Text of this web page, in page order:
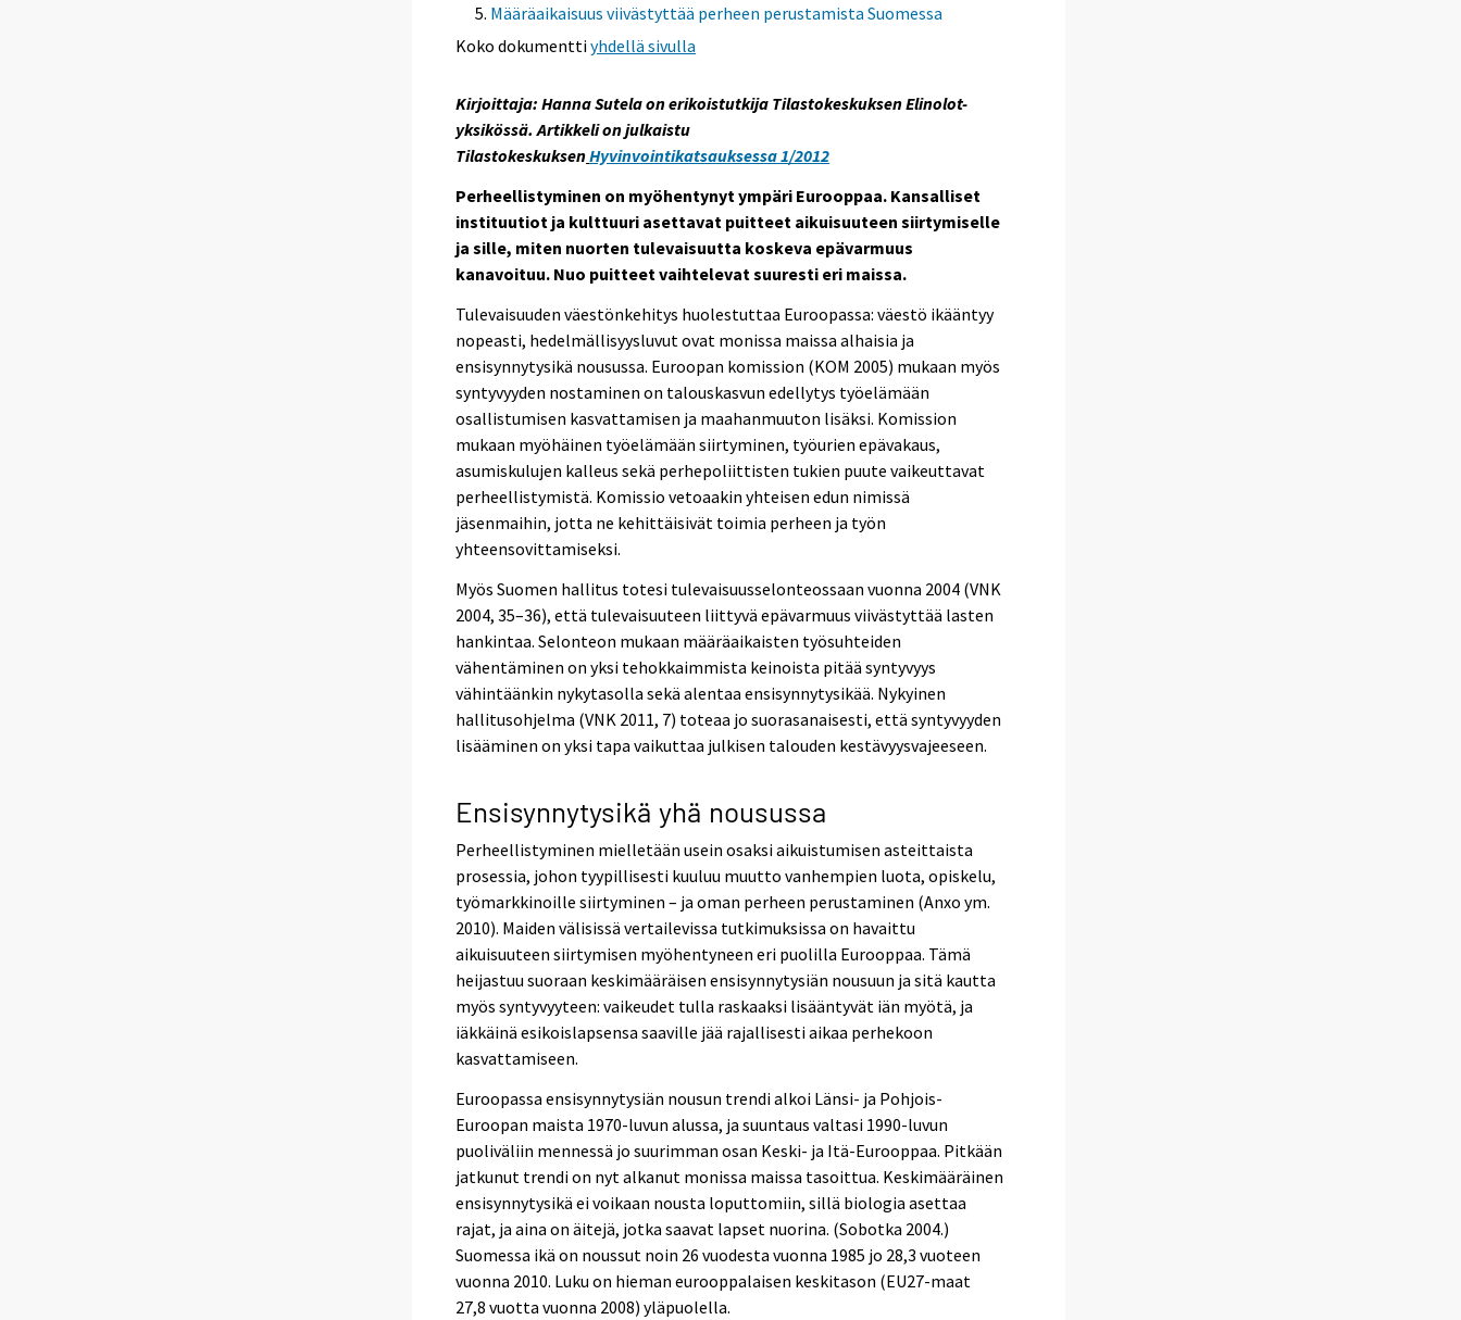
Määräaikaisuus viivästyttää perheen perustamista Suomessa
Koko dokumenttiyhdellä sivulla
Kirjoittaja: Hanna Sutela on erikoistutkija Tilastokeskuksen Elinolot-
yksikössä. Artikkeli on julkaistu
TilastokeskuksenHyvinvointikatsauksessa 1/2012
Perheellistyminen on myöhentynyt ympäri Eurooppaa. Kansalliset
instituutiot ja kulttuuri asettavat puitteet aikuisuuteen siirtymiselle
ja sille, miten nuorten tulevaisuutta koskeva epävarmuus
kanavoituu. Nuo puitteet vaihtelevat suuresti eri maissa.
Tulevaisuuden väestönkehitys huolestuttaa Euroopassa: väestö ikääntyy
nopeasti, hedelmällisyysluvut ovat monissa maissa alhaisia ja
ensisynnytysikä nousussa. Euroopan komission (KOM 2005) mukaan myös
syntyvyyden nostaminen on talouskasvun edellytys työelämään
osallistumisen kasvattamisen ja maahanmuuton lisäksi. Komission
mukaan myöhäinen työelämään siirtyminen, työurien epävakaus,
asumiskulujen kalleus sekä perhepoliittisten tukien puute vaikeuttavat
perheellistymistä. Komissio vetoaakin yhteisen edun nimissä
jäsenmaihin, jotta ne kehittäisivät toimia perheen ja työn
yhteensovittamiseksi.
Myös Suomen hallitus totesi tulevaisuusselonteossaan vuonna 2004 (VNK
2004, 35–36), että tulevaisuuteen liittyvä epävarmuus viivästyttää lasten
hankintaa. Selonteon mukaan määräaikaisten työsuhteiden
vähentäminen on yksi tehokkaimmista keinoista pitää syntyvyys
vähintäänkin nykytasolla sekä alentaa ensisynnytysikää. Nykyinen
hallitusohjelma (VNK 2011, 7) toteaa jo suorasanaisesti, että syntyvyyden
lisääminen on yksi tapa vaikuttaa julkisen talouden kestävyysvajeeseen.
Ensisynnytysikä yhä nousussa
Perheellistyminen mielletään usein osaksi aikuistumisen asteittaista
prosessia, johon tyypillisesti kuuluu muutto vanhempien luota, opiskelu,
työmarkkinoille siirtyminen – ja oman perheen perustaminen (Anxo ym.
2010). Maiden välisissä vertailevissa tutkimuksissa on havaittu
aikuisuuteen siirtymisen myöhentyneen eri puolilla Eurooppaa. Tämä
heijastuu suoraan keskimääräisen ensisynnytysiän nousuun ja sitä kautta
myös syntyvyyteen: vaikeudet tulla raskaaksi lisääntyvät iän myötä, ja
iäkkäinä esikoislapsensa saaville jää rajallisesti aikaa perhekoon
kasvattamiseen.
Euroopassa ensisynnytysiän nousun trendi alkoi Länsi- ja Pohjois-
Euroopan maista 1970-luvun alussa, ja suuntaus valtasi 1990-luvun
puoliväliin mennessä jo suurimman osan Keski- ja Itä-Eurooppaa. Pitkään
jatkunut trendi on nyt alkanut monissa maissa tasoittua. Keskimääräinen
ensisynnytysikä ei voikaan nousta loputtomiin, sillä biologia asettaa
rajat, ja aina on äitejä, jotka saavat lapset nuorina. (Sobotka 2004.)
Suomessa ikä on noussut noin 26 vuodesta vuonna 1985 jo 28,3 vuoteen
vuonna 2010. Luku on hieman eurooppalaisen keskitason (EU27-maat
27,8 vuotta vuonna 2008) yläpuolella.